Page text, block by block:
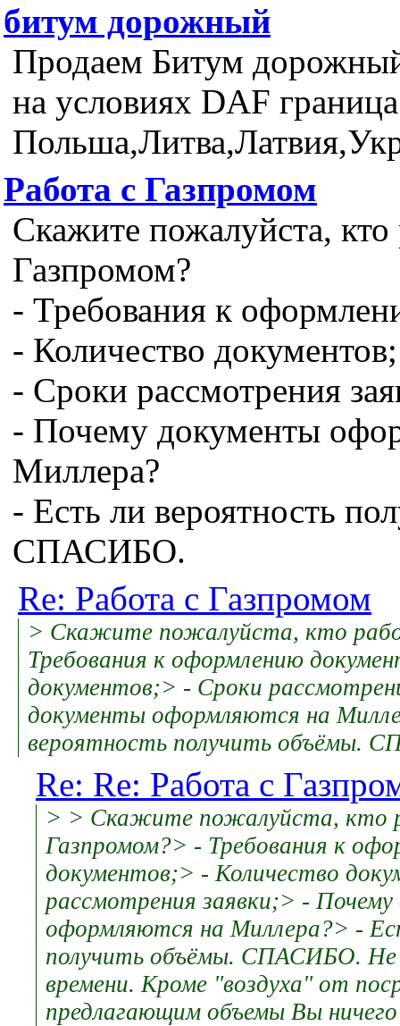
битум дорожный
Продаем Битум
на условиях DAF
Работа с Газпромом
Скажите пожалуйста, кто
Газпромом?
- Требования к
- Количество документов;
- Сроки рассмотрения
- Почему документы
Миллера?
- Есть ли вероятность
СПАСИБО.
Re: Работа с Газпромом
> Скажите пожалуйста, кто
Требования к оформлению
документов;> - Сроки
документы оформляются на
вероятность получить объёмы.
Re: Re: Работа с
> > Скажите пожалуйста, кто
Газпромом?> - Требования к
документов;> - Количество
рассмотрения заявки;> -
оформляются на Миллера?> -
получить объёмы. СПАСИБО. Не
времени. Кроме "воздуха" от
предлагающим объемы Вы